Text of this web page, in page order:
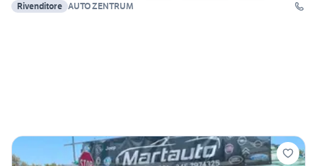
Rivenditore AUTO ZENTRUM